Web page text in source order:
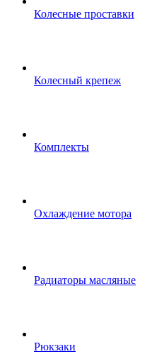
Колесные проставки
Колесный крепеж
Комплекты
Охлаждение мотора
Радиаторы масляные
Рюкзаки